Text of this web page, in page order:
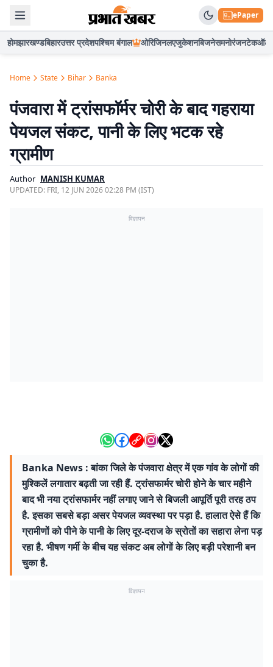
ePaper
होमझारखण्डबिहारउत्तर प्रदेशपश्चिम बंगाल ओरिजिनलएजुकेशनबिजनेसमनोरंजनटेकऑटो
Home State Bihar Banka
पंजवारा में ट्रांसफाॅर्मर चोरी के बाद गहराया
पेयजल संकट, पानी के लिए भटक रहे
ग्रामीण
Author MANISH KUMAR
UPDATED: FRI, 12 JUN 2026 02:28 PM (IST)
विज्ञापन
Banka News : बांका जिले के पंजवारा क्षेत्र में एक गांव के लोगों की
मुश्किलें लगातार बढ़ती जा रही हैं. ट्रांसफार्मर चोरी होने के चार महीने
बाद भी नया ट्रांसफार्मर नहीं लगाए जाने से बिजली आपूर्ति पूरी तरह ठप
है. इसका सबसे बड़ा असर पेयजल व्यवस्था पर पड़ा है. हालात ऐसे हैं कि
ग्रामीणों को पीने के पानी के लिए दूर-दराज के स्रोतों का सहारा लेना पड़
रहा है. भीषण गर्मी के बीच यह संकट अब लोगों के लिए बड़ी परेशानी बन
चुका है.
विज्ञापन